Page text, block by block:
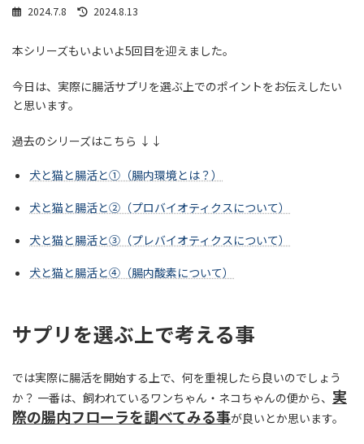
2024.7.8
最
新
時
:
2024.8.13
本シリーズもいよいよ5回目を迎えました。
今日は、実際に腸活サプリを選ぶ上でのポイントをお伝えしたい
と思います。
過去のシリーズはこちら ↓↓
犬と猫と腸活と①（腸内環境とは？）
犬と猫と腸活と②（プロバイオティクスについて）
犬と猫と腸活と③（プレバイオティクスについて）
犬と猫と腸活と④（腸内酸素について）
サプリを選ぶ上で考える事
では実際に腸活を開始する上で、何を重視したら良いのでしょう
か？ 一番は、飼われているワンちゃん・ネコちゃんの便から、 実
際の腸内フローラを調べてみる事が良いとか思います。